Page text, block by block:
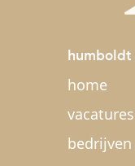
humboldt
home
vacatures
bedrijven